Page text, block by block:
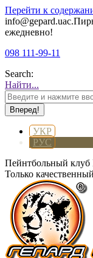
Перейти к
info@gepard.ua
ежедневно!
098 111-99-11
Search:
Найти...
УКР
РУС
Пейнтбольный клуб
Только